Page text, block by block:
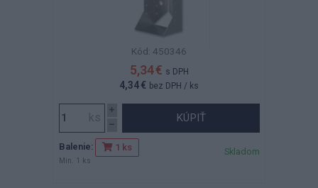
Kód: 450346
5,34 € s DPH
4,34 € bez DPH / ks
KÚPIŤ
Balenie: 1 ks
Min. 1 ks
Skladom